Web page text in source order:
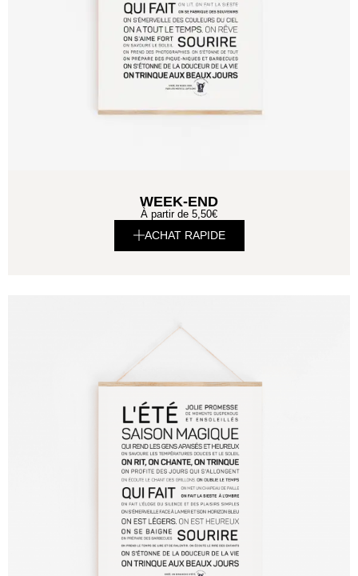
WEEK-END
À partir de 5,50€
ACHAT RAPIDE